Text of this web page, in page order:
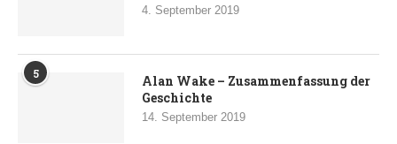
4. September 2019
5
Alan Wake – Zusammenfassung der
Geschichte
14. September 2019